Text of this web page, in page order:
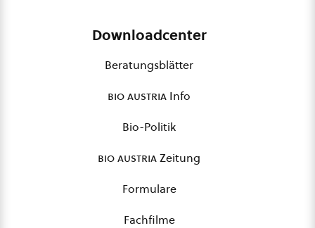
Downloadcenter
Beratungsblätter
bio austria Info
Bio-Politik
bio austriaZeitung
Formulare
Fachfilme